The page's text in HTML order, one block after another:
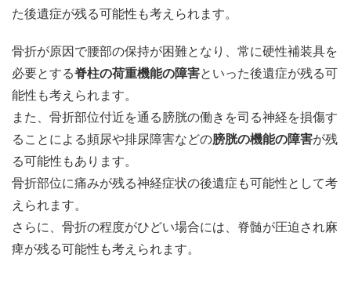
た後遺症が残る可能性も考えられます。
骨折が原因で腰部の保持が困難となり、常に硬性補装具を
必要とする脊柱の荷重機能の障害といった後遺症が残る可
能性も考えられます。
また、骨折部位付近を通る膀胱の働きを司る神経を損傷す
ることによる頻尿や排尿障害などの膀胱の機能の障害が残
る可能性もあります。
骨折部位に痛みが残る神経症状の後遺症も可能性として考
えられます。
さらに、骨折の程度がひどい場合には、脊髄が圧迫され麻
痺が残る可能性も考えられます。